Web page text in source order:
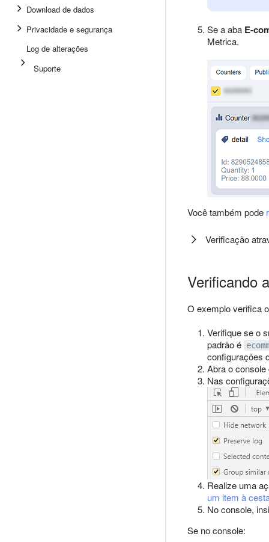
Download de dados
Privacidade e segurança
Log de alterações
Suporte
Se a aba E-
Metrica.
Você também pode
Verificação
Verificando
O exemplo verifica
Verifique se o
padrão é
configurações
Abra o
Nas
Realize uma
um item à
No console,
Se no console: